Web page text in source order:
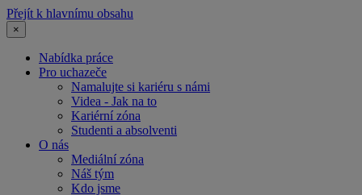
Přejít k hlavnímu obsahu
×
Nabídka práce
Pro uchazeče
Namalujte si kariéru s námi
Videa - Jak na to
Kariérní zóna
Studenti a absolventi
O nás
Mediální zóna
Náš tým
Kdo jsme